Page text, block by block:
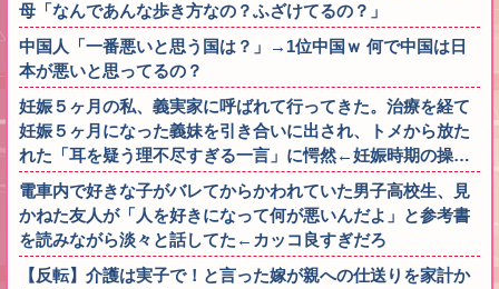
母「なんであんな歩き方なの？ふざけてるの？」
中国人「一番悪いと思う国は？」→1位中国ｗ 何で中国は日
本が悪いと思ってるの？
妊娠５ヶ月の私、義実家に呼ばれて行ってきた。治療を経て
妊娠５ヶ月になった義妹を引き合いに出され、トメから放た
れた「耳を疑う理不尽すぎる一言」に愕然←妊娠時期の操…
電車内で好きな子がバレてからかわれていた男子高校生、見
かねた友人が「人を好きになって何が悪いんだよ」と参考書
を読みながら淡々と話してた←カッコ良すぎだろ
【反転】介護は実子で！と言った嫁が親への仕送りを家計か